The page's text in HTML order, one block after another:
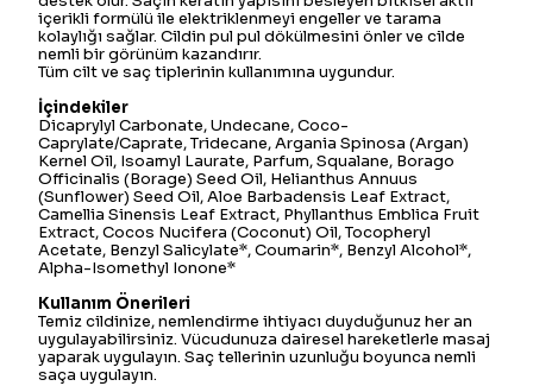
içerikli formülü ile elektriklenmeyi engeller ve tarama
kolaylığı sağlar. Cildin pul pul dökülmesini önler ve cilde
nemli bir görünüm kazandırır.
Tüm cilt ve saç tiplerinin kullanımına uygundur.
İçindekiler
Dicaprylyl Carbonate, Undecane, Coco-
Caprylate/Caprate, Tridecane, Argania Spinosa (Argan)
Kernel Oil, Isoamyl Laurate, Parfum, Squalane, Borago
Officinalis (Borage) Seed Oil, Helianthus Annuus
(Sunflower) Seed Oil, Aloe Barbadensis Leaf Extract,
Camellia Sinensis Leaf Extract, Phyllanthus Emblica Fruit
Extract, Cocos Nucifera (Coconut) Oil, Tocopheryl
Acetate, Benzyl Salicylate*, Coumarin*, Benzyl Alcohol*,
Alpha-Isomethyl Ionone*
Kullanım Önerileri
Temiz cildinize, nemlendirme ihtiyacı duyduğunuz her an
uygulayabilirsiniz. Vücudunuza dairesel hareketlerle masaj
yaparak uygulayın. Saç tellerinin uzunluğu boyunca nemli
saça uygulayın.